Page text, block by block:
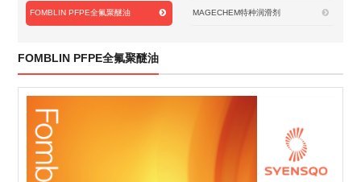
FOMBLIN PFPE全氟聚醚油 MAGECHEM特种润滑剂
FOMBLIN PFPE全氟聚醚油